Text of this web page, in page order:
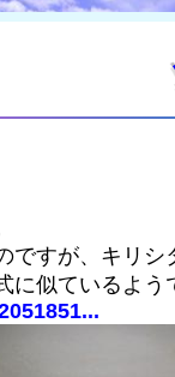
すが、キリ
似ているよう